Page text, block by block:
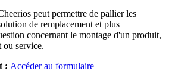
peut permettre de pallier les
de remplacement et plus
concernant le montage d'un produit,
service.
: Accéder au formulaire